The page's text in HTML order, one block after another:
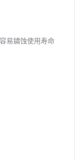
易鏽蚀使用寿命